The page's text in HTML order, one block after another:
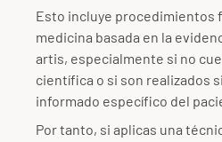
Esto incluye procedimientos
medicina basada en la
artis, especialmente si no
científica o si son realizados
informado específico del
Por tanto, si aplicas una